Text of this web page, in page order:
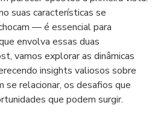
suas características se
— é essencial para
envolva essas duas
vamos explorar as dinâmicas
insights valiosos sobre
se relacionar, os desafios que
que podem surgir.